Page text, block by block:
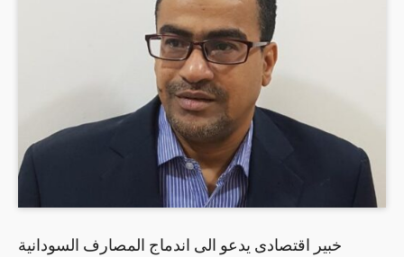
خبير اقتصادى يدعو الى اندماج المصارف السودانية